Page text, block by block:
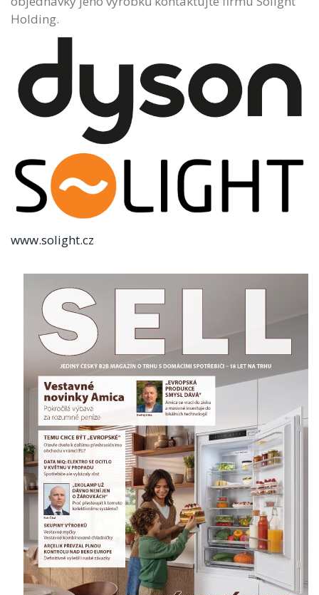
Holding.
www.solight.cz